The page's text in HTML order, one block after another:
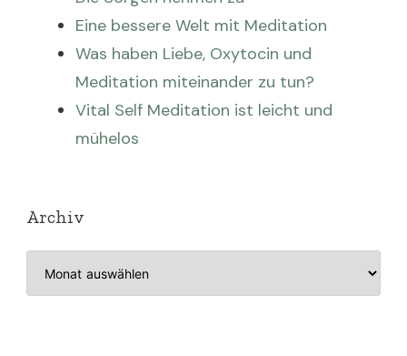
Eine bessere Welt mit Meditation
Was haben Liebe, Oxytocin und
Meditation miteinander zu tun?
Vital Self Meditation ist leicht und
mühelos
Archiv
Archiv